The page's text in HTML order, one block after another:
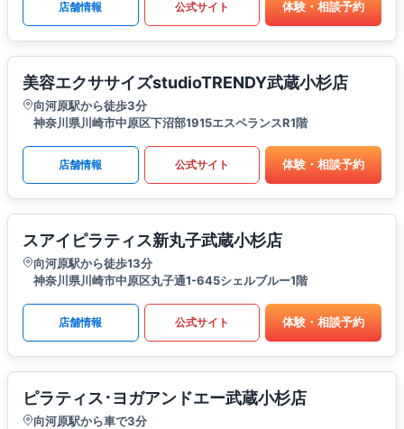
店舗情報 公式サイト 体験・相談予約
美容エクササイズstudioTRENDY武蔵小杉店
向河原駅から徒歩3分
神奈川県川崎市中原区下沼部1915エスペランスR1階
店舗情報 公式サイト 体験・相談予約
スアイピラティス新丸子武蔵小杉店
向河原駅から徒歩13分
神奈川県川崎市中原区丸子通1-645シェルブルー1階
店舗情報 公式サイト 体験・相談予約
ピラティス･ヨガアンドエー武蔵小杉店
向河原駅から車で3分